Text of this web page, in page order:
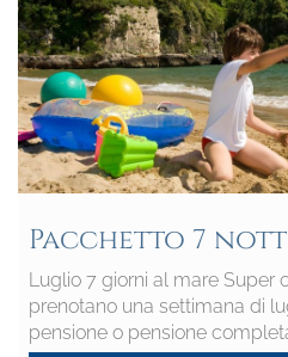
Pacchetto 7
Luglio 7 giorni al mare Super
prenotano una settimana di
pensione o pensione